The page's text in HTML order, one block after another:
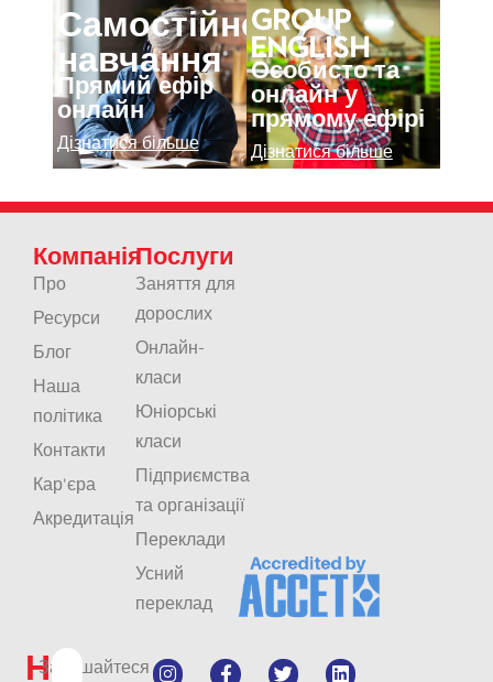
Самостійне
навчання
Прямий ефір
онлайн
Дізнатися більше
Group
English
Особисто та
онлайн у
прямому ефірі
Дізнатися більше
НеЗалишайтеся
Компанія
Про
Ресурси
Блог
Наша
політика
Контакти
Кар'єра
Акредитація
Послуги
Заняття для
дорослих
Онлайн-
класи
Юніорські
класи
Підприємства
та організації
Переклади
Усний
переклад